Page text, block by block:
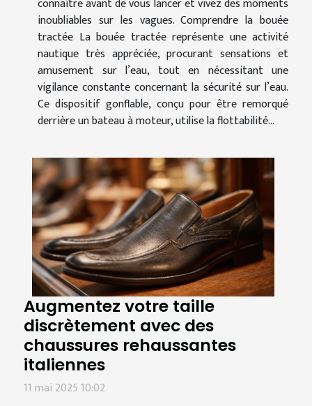
connaître avant de vous lancer et vivez des moments
inoubliables sur les vagues. Comprendre la bouée
tractée La bouée tractée représente une activité
nautique très appréciée, procurant sensations et
amusement sur l’eau, tout en nécessitant une
vigilance constante concernant la sécurité sur l’eau.
Ce dispositif gonflable, conçu pour être remorqué
derrière un bateau à moteur, utilise la flottabilité...
Augmentez votre taille
discrètement avec des
chaussures rehaussantes
italiennes
11 mai 2025 10:02